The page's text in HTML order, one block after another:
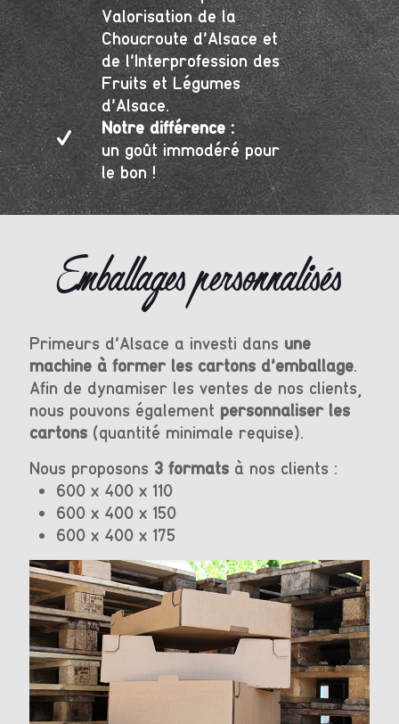
Valorisation de la
Choucroute d’Alsace et
de l’Interprofession des
Fruits et Légumes
d’Alsace.
Notre différence :
un goût immodéré pour
le bon !
Emballages personnalisés
Primeurs d'Alsace a investi dans une
machine à former les cartons d'emballage.
Afin de dynamiser les ventes de nos clients,
nous pouvons également personnaliser les
cartons (quantité minimale requise).
Nous proposons 3 formats à nos clients :
600 x 400 x 110
600 x 400 x 150
600 x 400 x 175